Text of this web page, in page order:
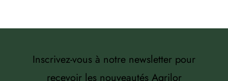
Inscrivez-vous à notre newsletter pour
recevoir les nouveautés Agrilor